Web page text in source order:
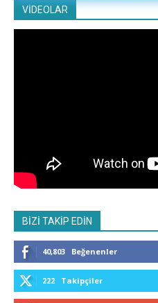
VİDEOLAR
BİZİ TAKİP EDİN
40,803 Beğenenler
222 Takipçiler